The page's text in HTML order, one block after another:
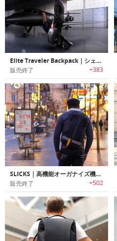
Elite Traveler Backpack｜シェルフ/ドロワー付きバックパック「エリートトラベルバックパック」
販売終了 +383
SLICKS｜高機能オーガナイズ機能搭載3WAYトラベルバックパック「スリックス」
販売終了 +502